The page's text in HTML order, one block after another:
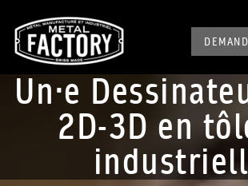
Un·e
2D-3D en